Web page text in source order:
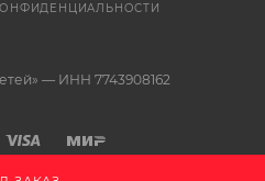
— ИНН 7743908162